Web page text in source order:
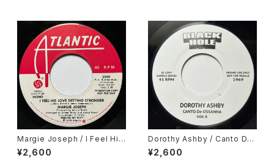
Margie Joseph / I Feel His
Love Getting Stronger
¥2,600
Dorothy Ashby / Canto De
Ossanha, Cause I Need It
¥2,600